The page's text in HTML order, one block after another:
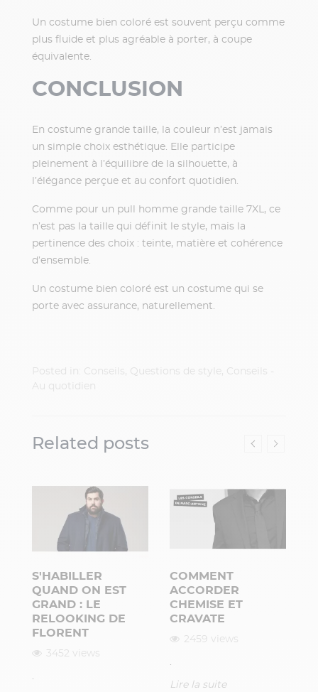
Un costume bien coloré est souvent perçu comme
plus fluide et plus agréable à porter, à coupe
équivalente.
CONCLUSION
En costume grande taille, la couleur n’est jamais
un simple choix esthétique. Elle participe
pleinement à l’équilibre de la silhouette, à
l’élégance perçue et au confort quotidien.
Comme pour un pull homme grande taille 7XL, ce
n’est pas la taille qui définit le style, mais la
pertinence des choix : teinte, matière et cohérence
d’ensemble.
Un costume bien coloré est un costume qui se
porte avec assurance, naturellement.
Posted in: Conseils , Questions de style, Conseils -
Au quotidien
Related posts
S'HABILLER
QUAND ON EST
GRAND : LE
RELOOKING DE
FLORENT
3452 views
.
COMMENT
ACCORDER
CHEMISE ET
CRAVATE
2459 views
.
Lire la suite